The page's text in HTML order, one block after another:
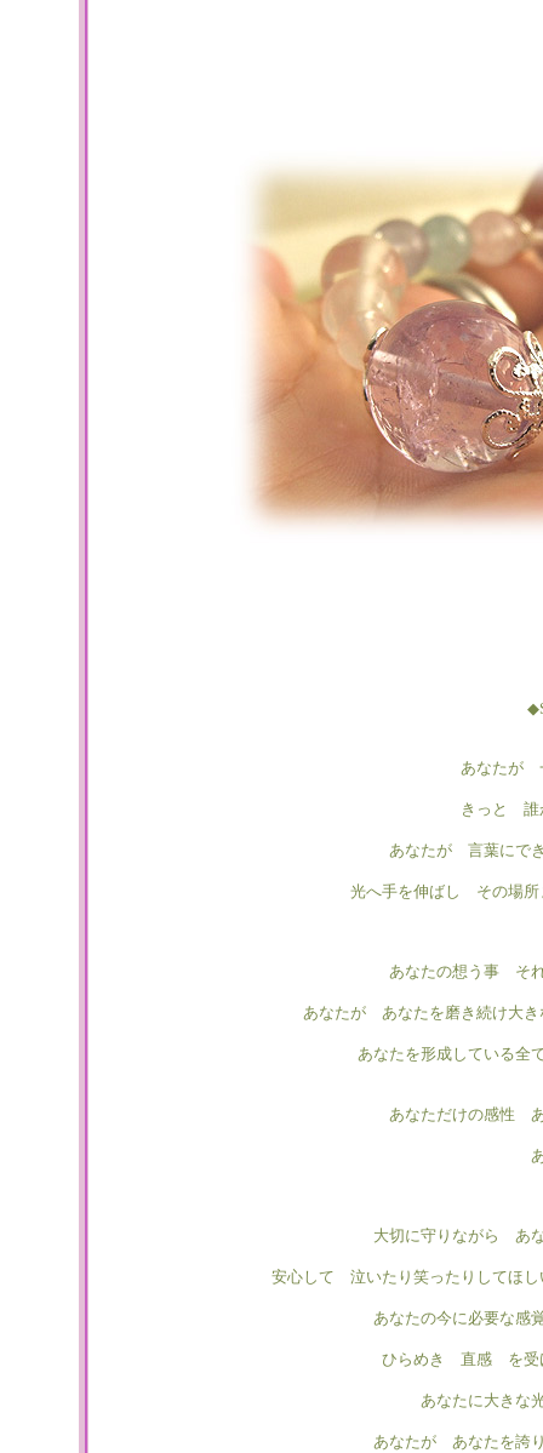
あなたが
きっと 誰
あなたが 言葉にで
光へ手を伸ばし その場所
あなたの想う事 そ
あなたが あなたを磨き続け大
あなたを形成している
あなただけの感性
大切に守りながら あ
安心して 泣いたり笑ったりしてほ
あなたの今に必要な感
ひらめき 直感 を受
あなたに大きな
あなたが あなたを誇